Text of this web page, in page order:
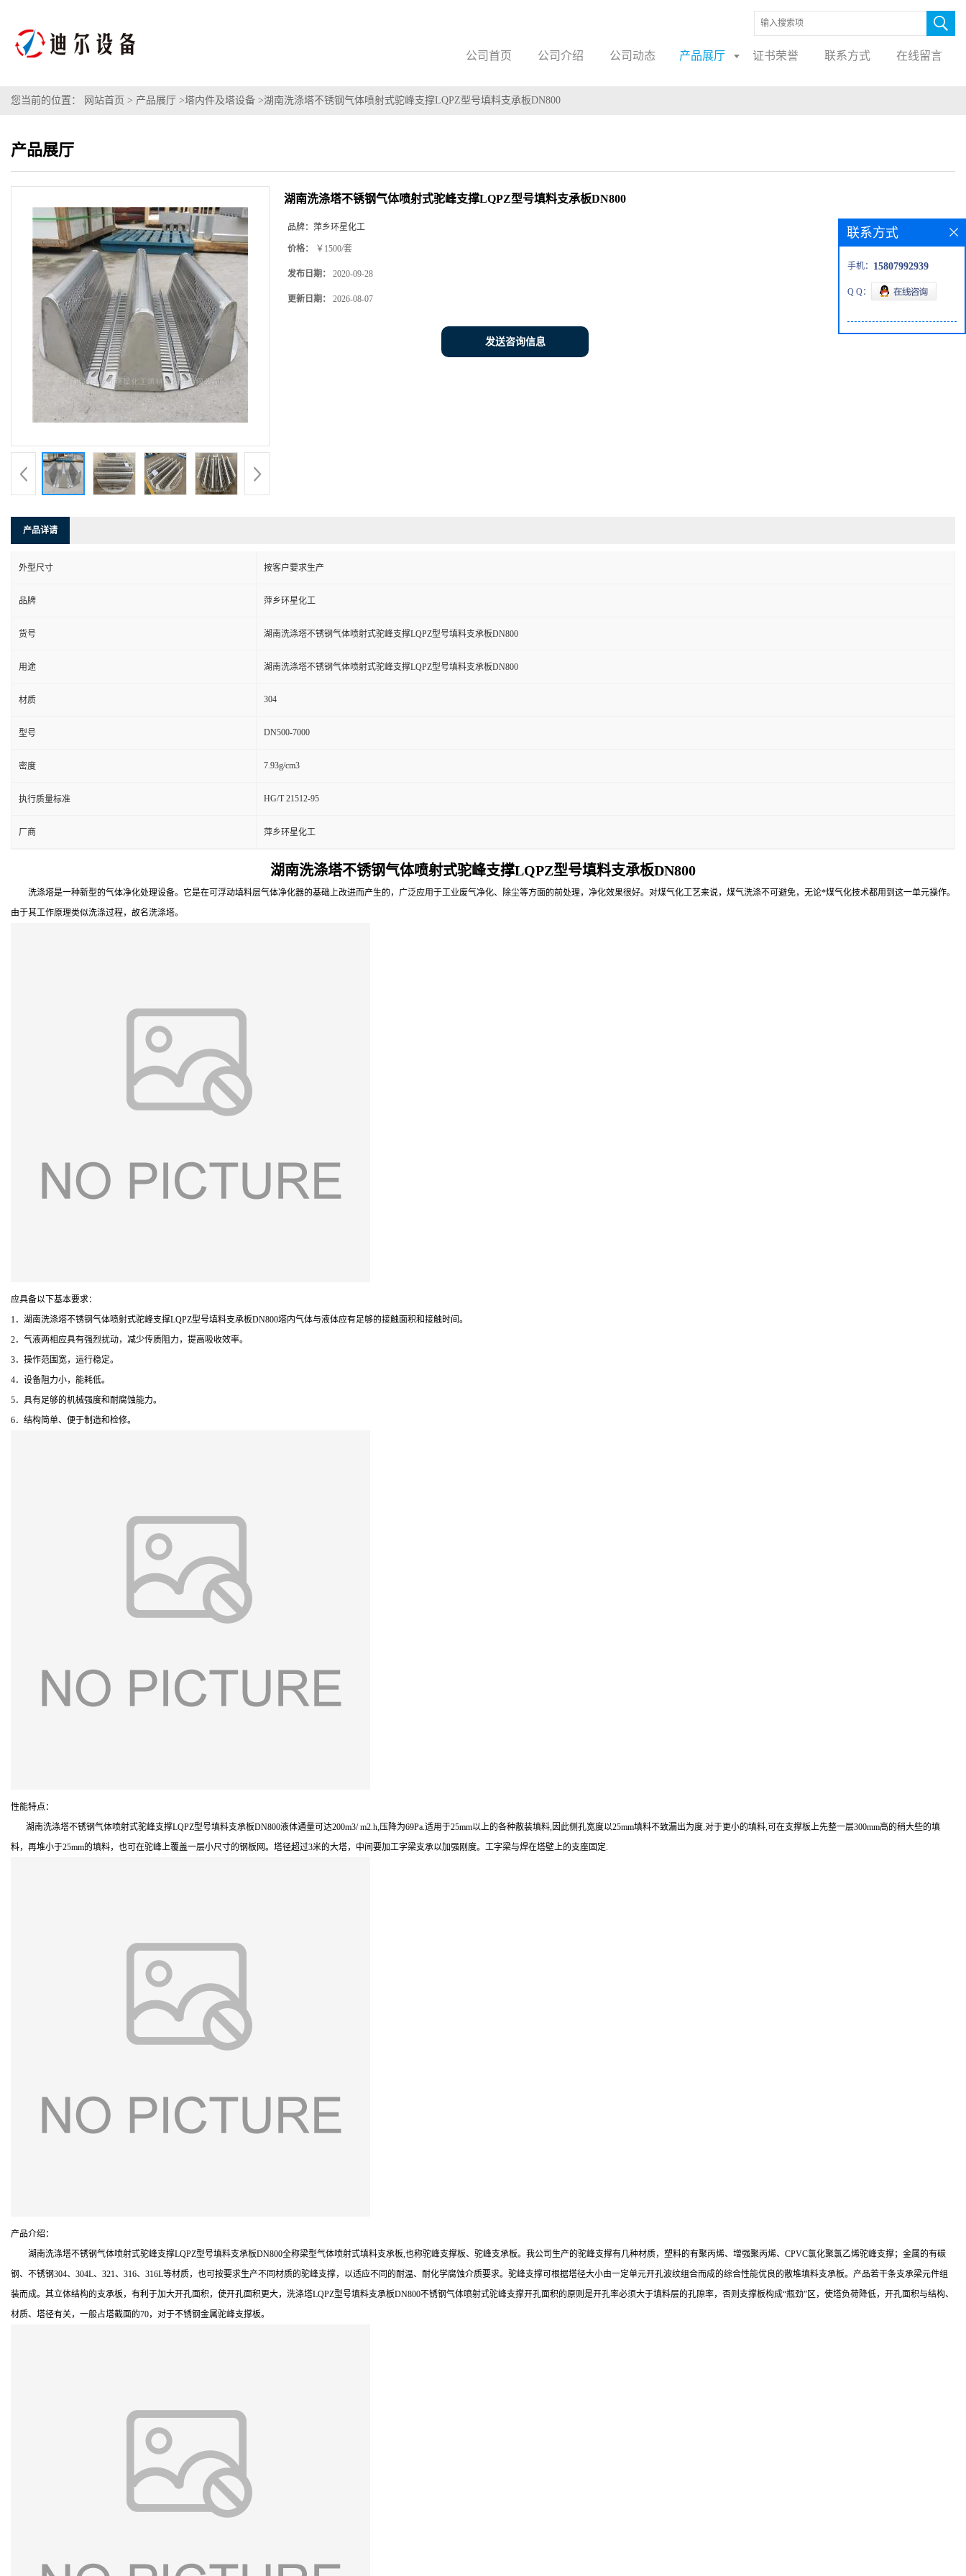
公司首页 公司介绍 公司动态 产品展厅 证书荣誉 联系方式 在线留言
您当前的位置： 网站首页 > 产品展厅 >塔内件及塔设备 >湖南洗涤塔不锈钢气体喷射式驼峰支撑LQPZ型号填料支承板DN800
产品展厅
湖南洗涤塔不锈钢气体喷射式驼峰支撑LQPZ型号填料支承板DN800
品牌： 萍乡环星化工
价格： ￥1500/套
发布日期： 2020-09-28
更新日期： 2026-08-07
发送咨询信息
产品详请
外型尺寸 按客户要求生产
品牌 萍乡环星化工
货号 湖南洗涤塔不锈钢气体喷射式驼峰支撑LQPZ型号填料支承板DN800
用途 湖南洗涤塔不锈钢气体喷射式驼峰支撑LQPZ型号填料支承板DN800
材质 304
型号 DN500-7000
密度 7.93g/cm3
执行质量标准 HG/T 21512-95
厂商 萍乡环星化工
湖南洗涤塔不锈钢气体喷射式驼峰支撑LQPZ型号填料支承板DN800
洗涤塔是一种新型的气体净化处理设备。它是在可浮动填料层气体净化器的基础上改进而产生的，广泛应用于工业废气净化、除尘等方面的前处理，净化效果很好。对煤气化工艺来说，煤气洗涤不可避免，无论*煤气化技术都用到这一单元操作。
由于其工作原理类似洗涤过程，故名洗涤塔。
应具备以下基本要求：
1．湖南洗涤塔不锈钢气体喷射式驼峰支撑LQPZ型号填料支承板DN800塔内气体与液体应有足够的接触面积和接触时间。
2．气液两相应具有强烈扰动，减少传质阻力，提高吸收效率。
3．操作范围宽，运行稳定。
4．设备阻力小，能耗低。
5．具有足够的机械强度和耐腐蚀能力。
6．结构简单、便于制造和检修。
性能特点：
湖南洗涤塔不锈钢气体喷射式驼峰支撑LQPZ型号填料支承板DN800液体通量可达200m3/ m2.h,压降为69Pa.适用于25mm以上的各种散装填料,因此侧孔宽度以25mm填料不致漏出为度.对于更小的填料,可在支撑板上先整一层300mm高的稍大些的填
料，再堆小于25mm的填料，也可在驼峰上覆盖一层小尺寸的钢板网。塔径超过3米的大塔，中间要加工字梁支承以加强刚度。工字梁与焊在塔壁上的支座固定.
产品介绍：
湖南洗涤塔不锈钢气体喷射式驼峰支撑LQPZ型号填料支承板DN800全称梁型气体喷射式填料支承板,也称驼峰支撑板、驼峰支承板。我公司生产的驼峰支撑有几种材质，塑料的有聚丙烯、增强聚丙烯、CPVC氯化聚氯乙烯驼峰支撑；金属的有碳
钢、不锈钢304、304L、321、316、316L等材质，也可按要求生产不同材质的驼峰支撑，以适应不同的耐温、耐化学腐蚀介质要求。驼峰支撑可根据塔径大小由一定单元开孔波纹组合而成的综合性能优良的散堆填料支承板。产品若干条支承梁元件组
装而成。其立体结构的支承板，有利于加大开孔面积，使开孔面积更大，洗涤塔LQPZ型号填料支承板DN800不锈钢气体喷射式驼峰支撑开孔面积的原则是开孔率必须大于填料层的孔隙率，否则支撑板构成“瓶劲”区，使塔负荷降低，开孔面积与结构、
材质、塔径有关，一般占塔截面的70，对于不锈钢金属驼峰支撑板。
联系方式
手机： 15807992939
Q Q：